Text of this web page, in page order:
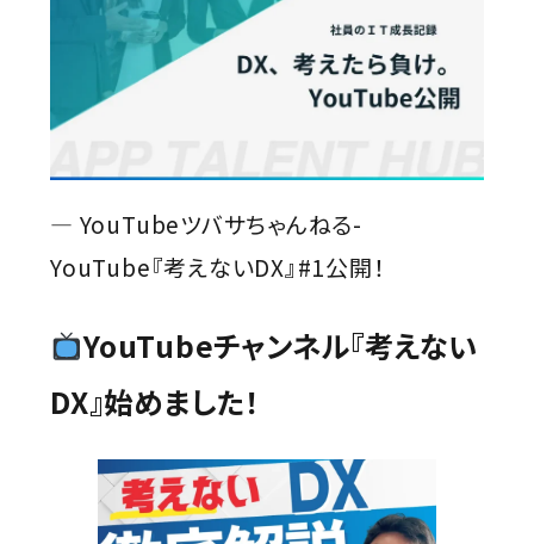
― YouTubeツバサちゃんねる-
YouTube『考えないDX』#1公開！
YouTubeチャンネル『考えない
DX』始めました！